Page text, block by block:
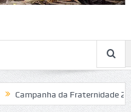
Campanha da Fraternidade 2020